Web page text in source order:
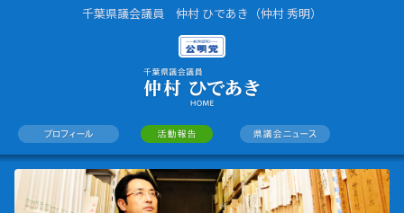
千葉県議会議員 仲村 ひであき（仲村 秀明）